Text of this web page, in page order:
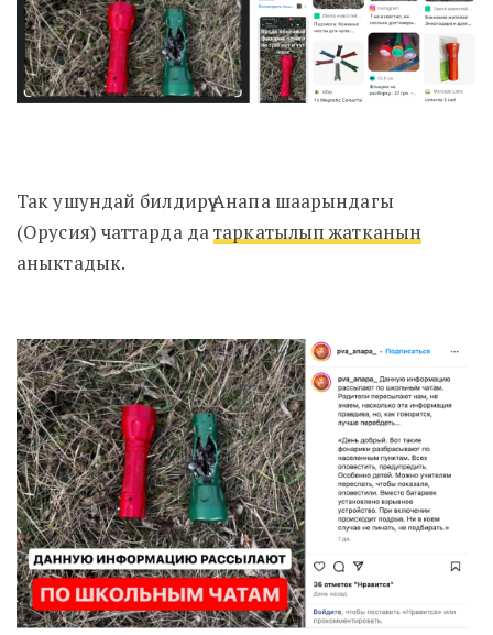
Так ушундай билдирүү Анапа шаарындагы
(Орусия) чаттарда датаркатылып жатканын
аныктадык.